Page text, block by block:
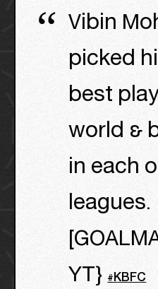
Vibin
picked
best
world &
in each
leagues.
YT}#KBFC